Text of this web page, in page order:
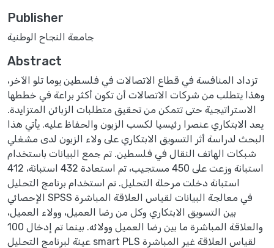
Publisher
جامعة النجاح الوطنية
Abstract
تزداد المنافسة في قطاع الاتصالات في فلسطين يوما تلو الآخر،
وهذا يتطلب من شركات الاتصالات أن تكون أكثر براعة في خططها
الاستراتيجية حتى تتمكن من تحقيق متطلبات الزبائن المتزايدة.
يعد الابتكاري عنصرا رئيسيا لكسب الزبون والحفاظ عليه. يأتي هذا
البحث لدراسة أثر التسويق الابتكاري على ولاء الزبون لدى مشغلي
شبكات الهاتف النقال في فلسطين. تم جمع البيانات باستخدام
استبانة وزعت على 450 مستجيب، تم استعادة 432 استبانة، 412
استبانة دخلت مرحلة التحليل. تم استخدام برنامج التحليل
الإحصائي SPSS في معالجة البيانات لقياس العلاقة المباشرة
بين التسويق الابتكاري وكل من رضا العميل، وولاء العميل،
والعلاقة المباشرة ما بين رضا العميل وولائه. بينما تم إدخال 100
عينة لبرنامج التحليل smart PLS لقياس العلاقة غير المباشرة